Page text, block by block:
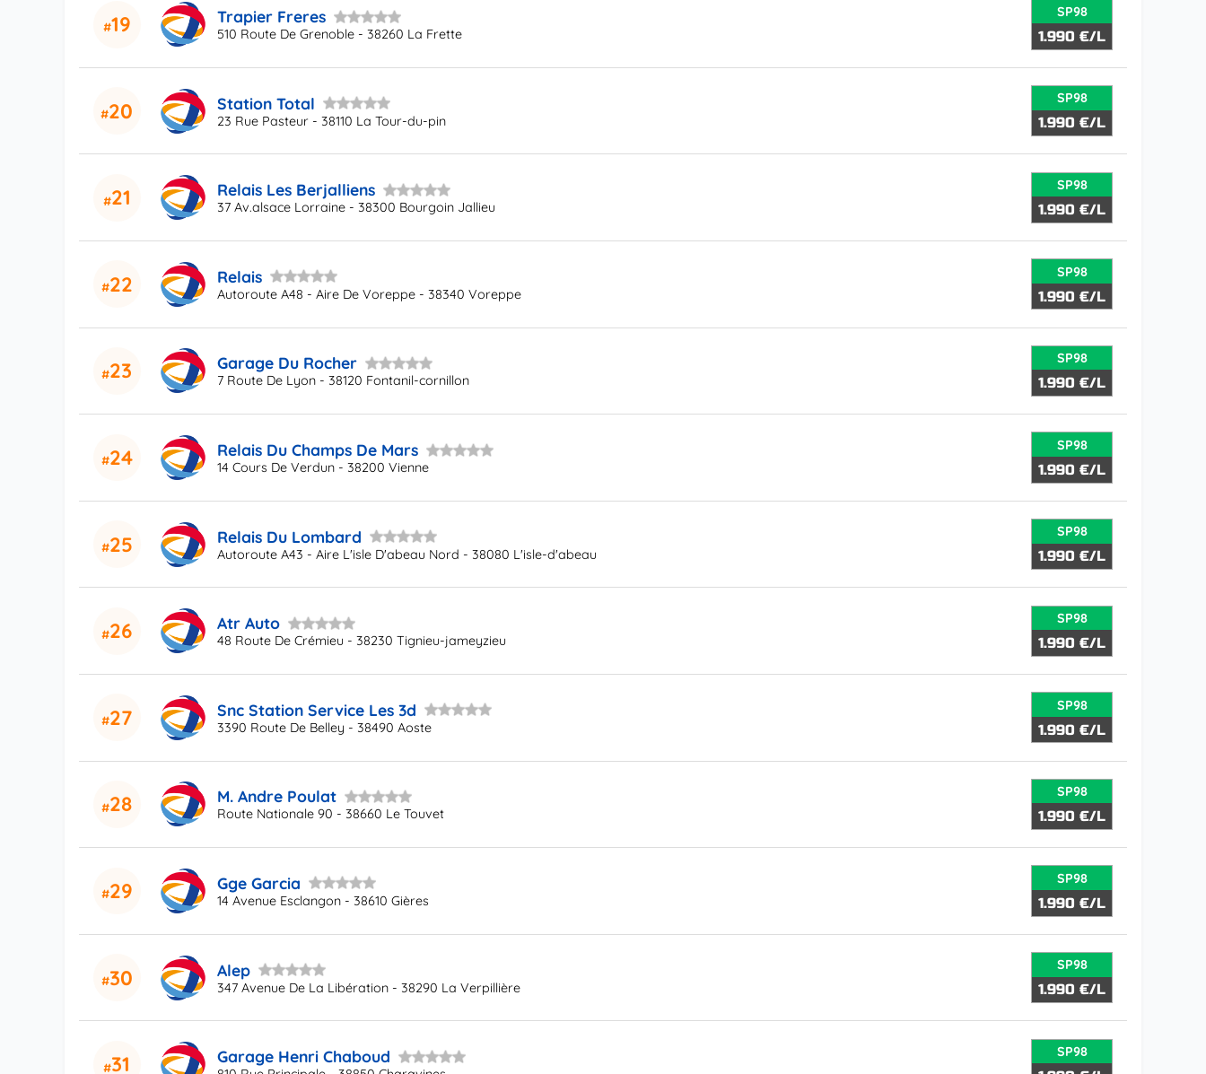
19 Trapier Freres
510 Route De Grenoble - 38260 La Frette
SP98
1.990 €/L
20 Station Total
23 Rue Pasteur - 38110 La Tour-du-pin
SP98
1.990 €/L
21 Relais Les Berjalliens
37 Av.alsace Lorraine - 38300 Bourgoin Jallieu
SP98
1.990 €/L
22 Relais
Autoroute A48 - Aire De Voreppe - 38340 Voreppe
SP98
1.990 €/L
23 Garage Du Rocher
7 Route De Lyon - 38120 Fontanil-cornillon
SP98
1.990 €/L
24 Relais Du Champs De Mars
14 Cours De Verdun - 38200 Vienne
SP98
1.990 €/L
25 Relais Du Lombard
Autoroute A43 - Aire L'isle D'abeau Nord - 38080 L'isle-d'abeau
SP98
1.990 €/L
26 Atr Auto
48 Route De Crémieu - 38230 Tignieu-jameyzieu
SP98
1.990 €/L
27 Snc Station Service Les 3d
3390 Route De Belley - 38490 Aoste
SP98
1.990 €/L
28 M. Andre Poulat
Route Nationale 90 - 38660 Le Touvet
SP98
1.990 €/L
29 Gge Garcia
14 Avenue Esclangon - 38610 Gières
SP98
1.990 €/L
30 Alep
347 Avenue De La Libération - 38290 La Verpillière
SP98
1.990 €/L
31 Garage Henri Chaboud SP98